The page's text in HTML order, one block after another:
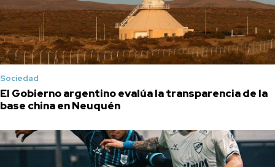
Sociedad
El Gobierno argentino evalúa la transparencia de la
base china en Neuquén